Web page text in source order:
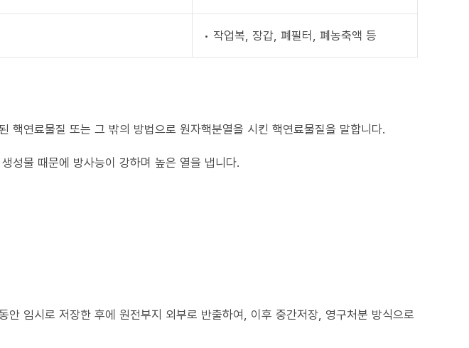
• 작업복, 장갑, 폐필터, 폐농축액 등
핵연료물질 또는 그 밖의 방법으로 원자핵분열을 시킨 핵연료물질을 말합니다.
성물 때문에 방사능이 강하며 높은 열을 냅니다.
안 임시로 저장한 후에 원전부지 외부로 반출하여, 이후 중간저장, 영구처분 방식으로